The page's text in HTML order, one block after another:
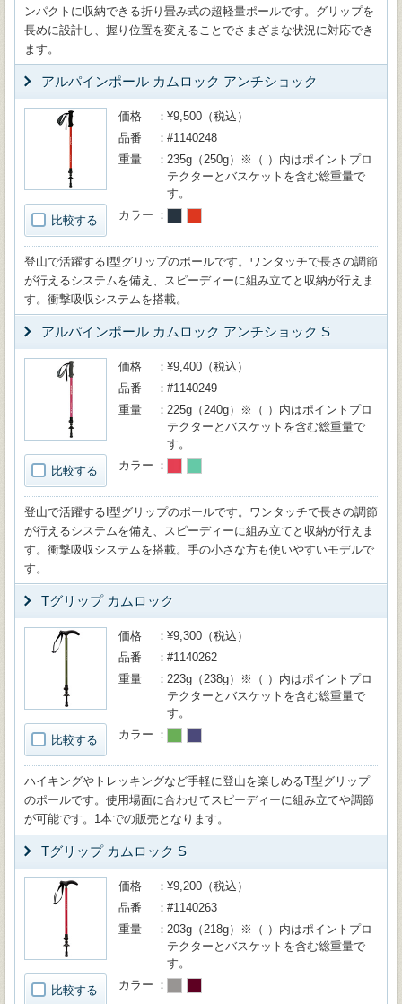
ンパクトに収納できる折り畳み式の超軽量ポールです。グリップを
長めに設計し、握り位置を変えることでさまざまな状況に対応でき
ます。
アルパインポール カムロック アンチショック
比較する
価格
¥9,500（税込）
品番
#1140248
重量
235g（250g）※（ ）内はポイントプロ
テクターとバスケットを含む総重量で
す。
カラー
登山で活躍するI型グリップのポールです。ワンタッチで長さの調節
が行えるシステムを備え、スピーディーに組み立てと収納が行えま
す。衝撃吸収システムを搭載。
アルパインポール カムロック アンチショック S
比較する
価格
¥9,400（税込）
品番
#1140249
重量
225g（240g）※（ ）内はポイントプロ
テクターとバスケットを含む総重量で
す。
カラー
登山で活躍するI型グリップのポールです。ワンタッチで長さの調節
が行えるシステムを備え、スピーディーに組み立てと収納が行えま
す。衝撃吸収システムを搭載。手の小さな方も使いやすいモデルで
す。
Tグリップ カムロック
比較する
価格
¥9,300（税込）
品番
#1140262
重量
223g（238g）※（ ）内はポイントプロ
テクターとバスケットを含む総重量で
す。
カラー
ハイキングやトレッキングなど手軽に登山を楽しめるT型グリップ
のポールです。使用場面に合わせてスピーディーに組み立てや調節
が可能です。1本での販売となります。
Tグリップ カムロック S
比較する
価格
¥9,200（税込）
品番
#1140263
重量
203g（218g）※（ ）内はポイントプロ
テクターとバスケットを含む総重量で
す。
カラー